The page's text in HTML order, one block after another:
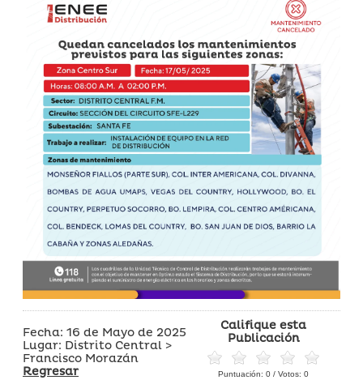
Fecha: 16 de Mayo de 2025
Lugar: Distrito Central >
Francisco Morazán
Regresar
Califique esta
Publicación
Puntuación: 0 / Votos: 0